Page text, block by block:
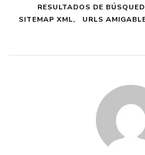
RESULTADOS DE
SITEMAP XML
URLS